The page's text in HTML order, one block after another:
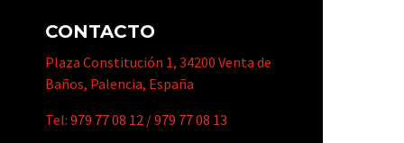
CONTACTO
Plaza Constitución 1, 34200 Venta de
Baños, Palencia, España
Tel: 979 77 08 12 /979 77 08 13